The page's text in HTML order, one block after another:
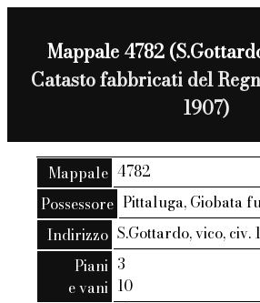
Mappale 4782
Catasto fabbricati del
1907)
Mappale 4782
Possessore Pittaluga, Giobata
Indirizzo S.Gottardo, vico, civ. 1
Piani
e vani
3
10